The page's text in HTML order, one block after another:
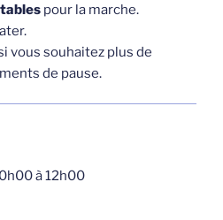
pour la marche.
vous souhaitez plus de
de pause.
à 12h00